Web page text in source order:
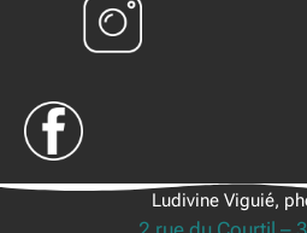
Ludivine Viguié,